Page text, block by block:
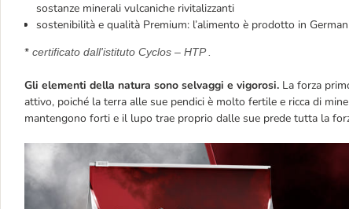
sostanze minerali vulcaniche rivitalizzanti
sostenibilità e qualità Premium: l’alimento è prodotto in
* certificato dall'istituto Cyclos – HTP .
Gli elementi della natura sono selvaggi e vigorosi. La forza
attivo, poiché la terra alle sue pendici è molto fertile e ricca di
mantengono forti e il lupo trae proprio dalle sue prede tutta la